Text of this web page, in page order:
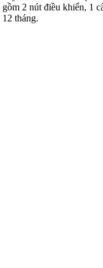
gồm 2 nút điều khiển, 1
12 tháng.